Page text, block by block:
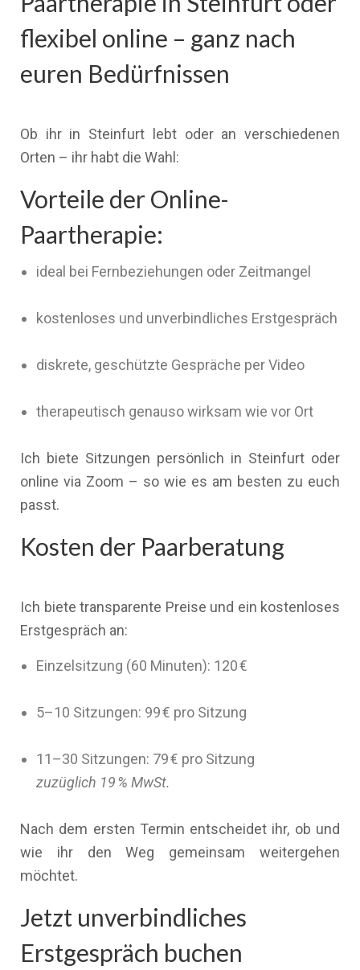
flexibel online – ganz nach
euren Bedürfnissen
Ob ihr in Steinfurt lebt oder an verschiedenen
Orten – ihr habt die Wahl:
Vorteile der Online-
Paartherapie:
ideal bei Fernbeziehungen oder Zeitmangel
kostenloses und unverbindliches Erstgespräch
diskrete, geschützte Gespräche per Video
therapeutisch genauso wirksam wie vor Ort
Ich biete Sitzungen persönlich in Steinfurt oder
online via Zoom – so wie es am besten zu euch
passt.
Kosten der Paarberatung
Ich biete transparente Preise und ein kostenloses
Erstgespräch an:
Einzelsitzung (60 Minuten): 120 €
5–10 Sitzungen: 99 € pro Sitzung
11–30 Sitzungen: 79 € pro Sitzung
zuzüglich 19 % MwSt.
Nach dem ersten Termin entscheidet ihr, ob und
wie ihr den Weg gemeinsam weitergehen
möchtet.
Jetzt unverbindliches
Erstgespräch buchen